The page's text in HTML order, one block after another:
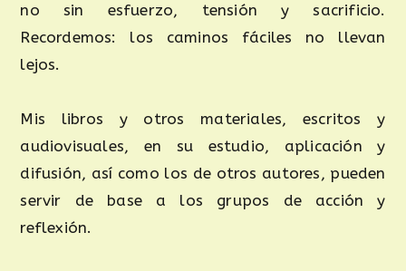
no sin esfuerzo, tensión y sacrificio.
Recordemos: los caminos fáciles no llevan
lejos.
Mis libros y otros materiales, escritos y
audiovisuales, en su estudio, aplicación y
difusión, así como los de otros autores, pueden
servir de base a los grupos de acción y
reflexión.